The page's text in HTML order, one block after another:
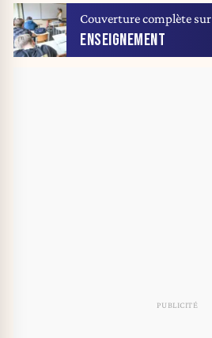
Couverture complète sur
ENSEIGNEMENT